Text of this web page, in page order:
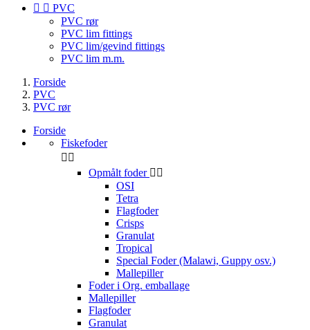
  PVC
PVC rør
PVC lim fittings
PVC lim/gevind fittings
PVC lim m.m.
Forside
PVC
PVC rør
Forside
Fiskefoder
 
Opmålt foder  
OSI
Tetra
Flagfoder
Crisps
Granulat
Tropical
Special Foder (Malawi, Guppy osv.)
Mallepiller
Foder i Org. emballage
Mallepiller
Flagfoder
Granulat